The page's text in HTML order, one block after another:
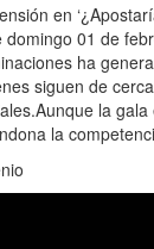
en
domingo 01 de
ha
siguen de
la
la